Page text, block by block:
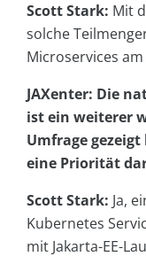
Scott Stark: Mit
solche
Microservices
JAXenter: Die
ist ein weiterer
Umfrage
eine Priorität
Scott Stark: Ja,
Kubernetes
mit Jakarta-EE-